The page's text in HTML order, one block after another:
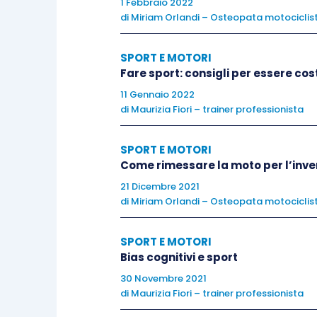
oppure sempre arrabbiato,
energia mentale, cioè
vengono quotidianamente
mail che l’iperconnessione ci ha
Fare attività fisicamoltiplica le energie
Non trovo niente che mi piace
Vorrei rispondessi a queste tre
che ti piace:
Ti sei mai davvero
di Miriam Orlandi – Osteopata
SPORT E MOTORI
Fare sport: consigli per essere
11 Gennaio 2022
di Maurizia Fiori – trainer professionista
SPORT E MOTORI
Come rimessare la moto per
21 Dicembre 2021
di Miriam Orlandi – Osteopata
SPORT E MOTORI
Bias cognitivi e sport
30 Novembre 2021
di Maurizia Fiori – trainer professionista